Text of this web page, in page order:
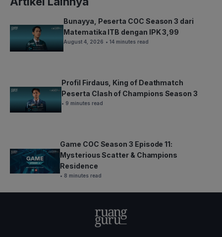
Bunayya, Peserta COC Season 3 dari
Matematika ITB dengan IPK 3,99
August 4, 2026 • 14 minutes read
Profil Firdaus, King of Deathmatch
Peserta Clash of Champions Season 3
• 9 minutes read
Game COC Season 3 Episode 11:
Mysterious Scatter & Champions
Residence
• 8 minutes read